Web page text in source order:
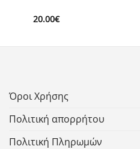
20.00€
Όροι Χρήσης
Πολιτική απορρήτου
Πολιτική Πληρωμών